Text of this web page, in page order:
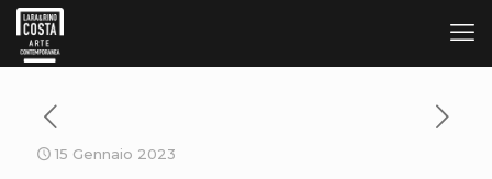
15 Gennaio 2023